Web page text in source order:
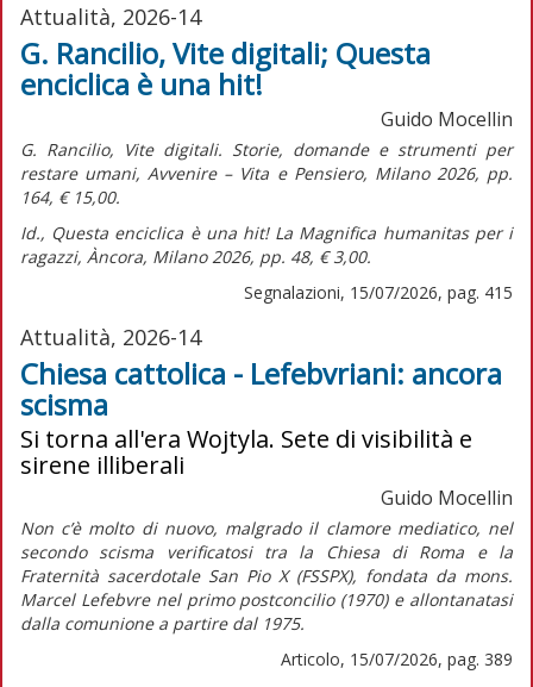
Attualità, 2026-14
G. Rancilio, Vite digitali; Questa
enciclica è una hit!
Guido Mocellin
G. Rancilio, Vite digitali. Storie, domande e strumenti per
restare umani, Avvenire – Vita e Pensiero, Milano 2026, pp.
164, € 15,00.
Id., Questa enciclica è una hit! La Magnifica humanitas per i
ragazzi, Àncora, Milano 2026, pp. 48, € 3,00.
Segnalazioni, 15/07/2026, pag. 415
Attualità, 2026-14
Chiesa cattolica - Lefebvriani: ancora
scisma
Si torna all'era Wojtyla. Sete di visibilità e
sirene illiberali
Guido Mocellin
Non c’è molto di nuovo, malgrado il clamore mediatico, nel
secondo scisma verificatosi tra la Chiesa di Roma e la
Fraternità sacerdotale San Pio X (FSSPX), fondata da mons.
Marcel Lefebvre nel primo postconcilio (1970) e allontanatasi
dalla comunione a partire dal 1975.
Articolo, 15/07/2026, pag. 389